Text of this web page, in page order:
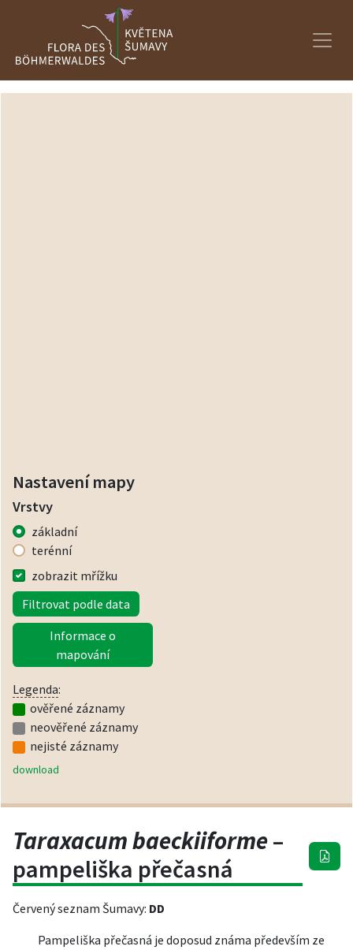
Nastavení mapy
Vrstvy
základní
terénní
zobrazit mřížku
Filtrovat podle data
Informace o
mapování
Legenda:
ověřené záznamy
neověřené záznamy
nejisté záznamy
download
Taraxacum baeckiiforme–
pampeliška přečasná
Červený seznam Šumavy: DD
Pampeliška přečasná je doposud známa především ze